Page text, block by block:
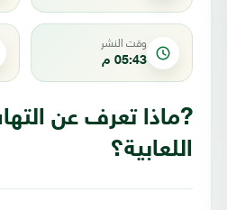
وقت النشر
05:43 م
?ماذا تعرف عن
اللعابية؟